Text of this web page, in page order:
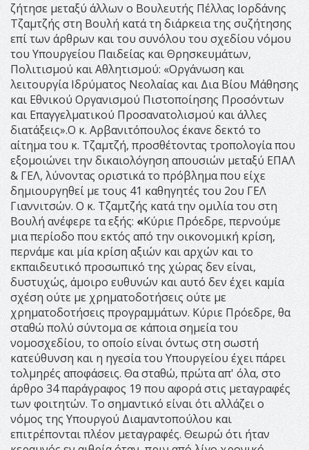
ζήτησε μεταξύ άλλων ο Βουλευτής Πέλλας Ιορδάνης
Τζαμτζής στη Βουλή κατά τη διάρκεια της συζήτησης
επί των άρθρων και του συνόλου του σχεδίου νόμου
του Υπουργείου Παιδείας και Θρησκευμάτων,
Πολιτισμού και Αθλητισμού: «Οργάνωση και
λειτουργία Ιδρύματος Νεολαίας και Δια Βίου Μάθησης
και Εθνικού Οργανισμού Πιστοποίησης Προσόντων
και Επαγγελματικού Προσανατολισμού και άλλες
διατάξεις».Ο κ. Αρβανιτόπουλος έκανε δεκτό το
αίτημα του κ. Τζαμτζή, προσθέτοντας τροπολογία που
εξομοιώνει την δικαιολόγηση απουσιών μεταξύ ΕΠΑΛ
& ΓΕΛ, λύνοντας οριστικά το πρόβλημα που είχε
δημιουργηθεί με τους 41 καθηγητές του 2ου ΓΕΛ
Γιαννιτσών. Ο κ. Τζαμτζής κατά την ομιλία του στη
Βουλή ανέφερε τα εξής: «Κύριε Πρόεδρε, περνούμε
μια περίοδο που εκτός από την οικονομική κρίση,
περνάμε και μία κρίση αξιών και αρχών και το
εκπαιδευτικό προσωπικό της χώρας δεν είναι,
δυστυχώς, άμοιρο ευθυνών και αυτό δεν έχει καμία
σχέση ούτε με χρηματοδοτήσεις ούτε με
χρηματοδοτήσεις προγραμμάτων. Κύριε Πρόεδρε, θα
σταθώ πολύ σύντομα σε κάποια σημεία του
νομοσχεδίου, το οποίο είναι όντως στη σωστή
κατεύθυνση και η ηγεσία του Υπουργείου έχει πάρει
τολμηρές αποφάσεις. Θα σταθώ, πρώτα απ' όλα, στο
άρθρο 34 παράγραφος 19 που αφορά στις μεταγραφές
των φοιτητών. Το σημαντικό είναι ότι αλλάζει ο
νόμος της Υπουργού Διαμαντοπούλου και
επιτρέπονται πλέον μεταγραφές. Θεωρώ ότι ήταν